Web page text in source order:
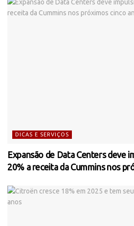
DICAS E SERVIÇOS
Expansão de Data Centers deve
20% a receita da Cummins nos